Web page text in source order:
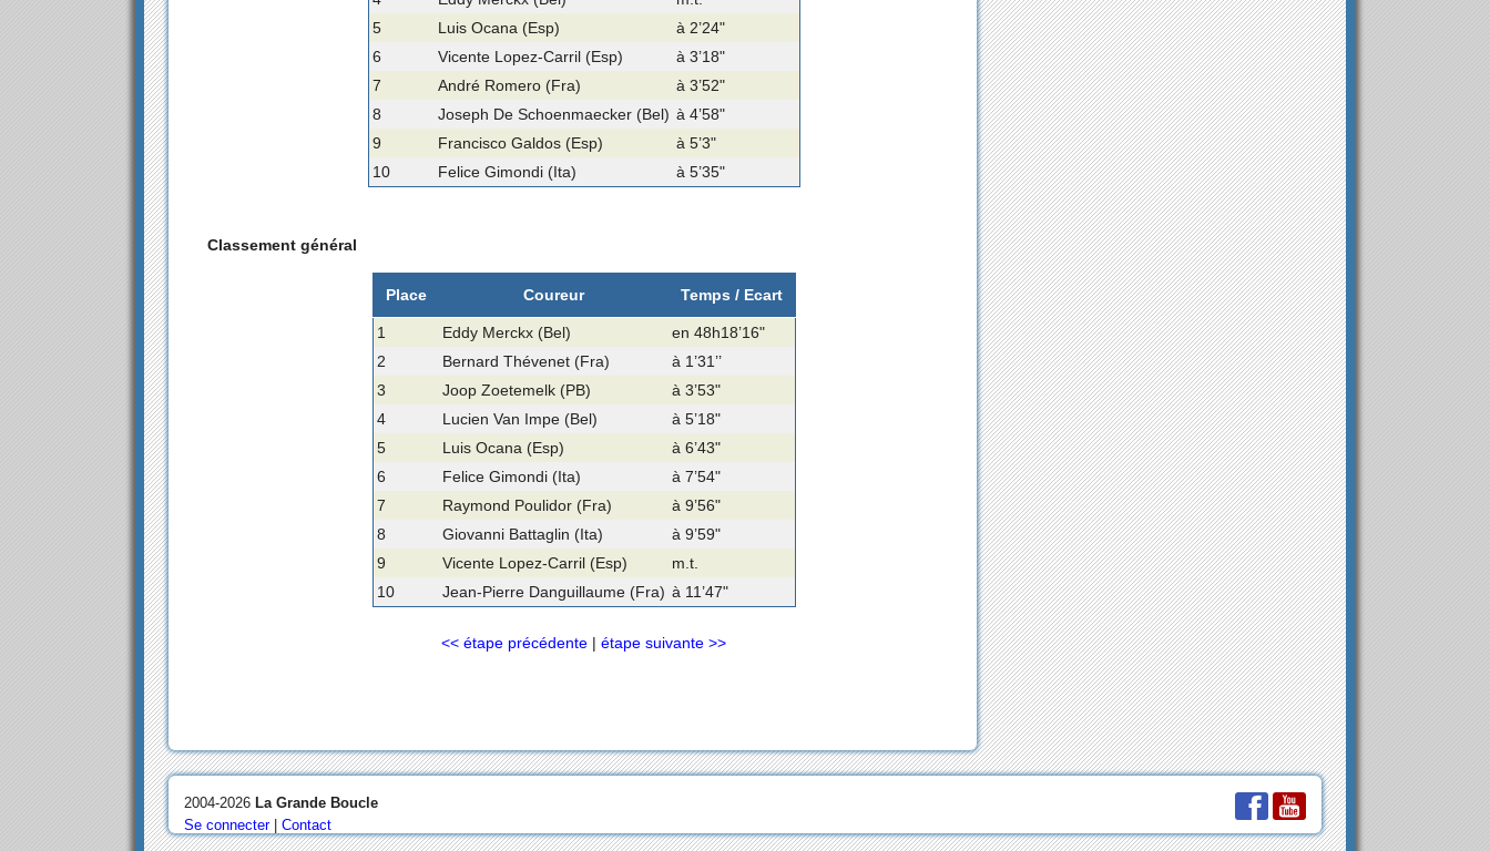
5
Luis Ocana (Esp)
à 2’24"
6
Vicente Lopez-Carril (Esp)
à 3’18"
7
André Romero (Fra)
à 3’52"
8
Joseph De Schoenmaecker (Bel) à 4’58"
9
Francisco Galdos (Esp)
à 5’3"
10
Felice Gimondi (Ita) à 5’35"
Classement général
Place Coureur Temps / Ecart
1 Eddy Merckx (Bel)
en 48h18’16"
2
Bernard Thévenet (Fra)
à 1’31’’
3
Joop Zoetemelk (PB)
à 3’53"
4
Lucien Van Impe (Bel)
à 5’18"
5
Luis Ocana (Esp)
à 6’43"
6
Felice Gimondi (Ita)
à 7’54"
7
Raymond Poulidor (Fra)
à 9’56"
8
Giovanni Battaglin (Ita)
à 9’59"
9
Vicente Lopez-Carril (Esp)
m.t.
10
Jean-Pierre Danguillaume (Fra) à 11’47"
<< étape précédente |étape suivante >>
2004-2026 La Grande Boucle
Se connecter|Contact